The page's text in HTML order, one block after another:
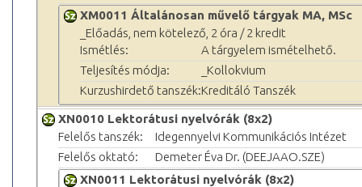
XM0011 Általánosan művelő tárgyak MA, MSc
_Előadás, nem kötelező, 2 óra / 2 kredit
Ismétlés:
A tárgyelem ismételhető.
Teljesítés módja:
_Kollokvium
Kurzushirdető tanszék:Kreditáló Tanszék
XN0010 Lektorátusi nyelvórák (8x2)
Felelős tanszék:
Idegennyelvi Kommunikációs Intézet
Felelős oktató:
Demeter Éva Dr. (DEEJAAO.SZE)
XN0011 Lektorátusi nyelvórák (8x2)